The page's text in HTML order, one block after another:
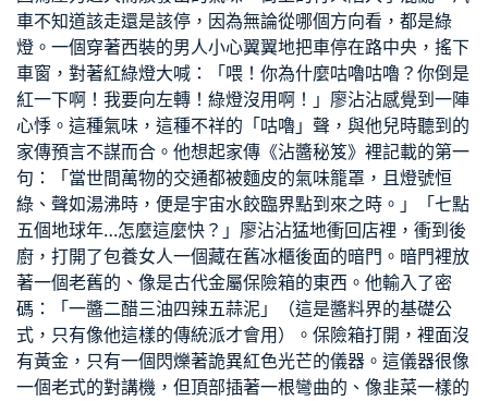
車不知道該走還是該停，因為無論從哪個方向看，都是綠
燈。一個穿著西裝的男人小心翼翼地把車停在路中央，搖下
車窗，對著紅綠燈大喊：「喂！你為什麼咕嚕咕嚕？你倒是
紅一下啊！我要向左轉！綠燈沒用啊！」廖沾沾感覺到一陣
心悸。這種氣味，這種不祥的「咕嚕」聲，與他兒時聽到的
家傳預言不謀而合。他想起家傳《沾醬秘笈》裡記載的第一
句：「當世間萬物的交通都被麵皮的氣味籠罩，且燈號恒
綠、聲如湯沸時，便是宇宙水餃臨界點到來之時。」「七點
五個地球年…怎麼這麼快？」廖沾沾猛地衝回店裡，衝到後
廚，打開了包養女人一個藏在舊冰櫃後面的暗門。暗門裡放
著一個老舊的、像是古代金屬保險箱的東西。他輸入了密
碼：「一醬二醋三油四辣五蒜泥」（這是醬料界的基礎公
式，只有像他這樣的傳統派才會用）。保險箱打開，裡面沒
有黃金，只有一個閃爍著詭異紅色光芒的儀器。這儀器很像
一個老式的對講機，但頂部插著一根彎曲的、像韭菜一樣的